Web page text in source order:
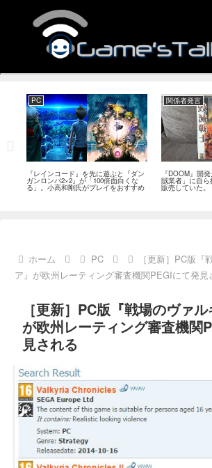
PC
『レインコード』を先に遊ぶと『ダン
ガンロンパ2×2』が「100倍面白くな
る」。小高和剛氏がプレイをおすすめ
関係者発言
『DOOM』開
賊業者」に自
販売していた
流通だった」
ホーム PC
［更新］PC版『
ア』が欧州レーティング審査機関PEGIにて発見
［更新］PC版『戦場のヴァル
が欧州レーティング審査機関
見される